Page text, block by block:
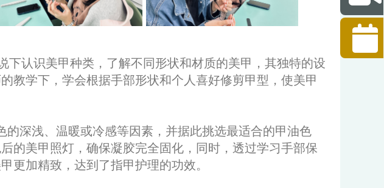
下认识美甲种类，了解不同形状和材质的美甲，其独特的设
教学下，学会根据手部形状和个人喜好修剪甲型，使美甲
的深浅、温暖或冷感等因素，并据此挑选最适合的甲油色
的美甲照灯，确保凝胶完全固化，同时，透过学习手部保
更加精致，达到了指甲护理的功效。